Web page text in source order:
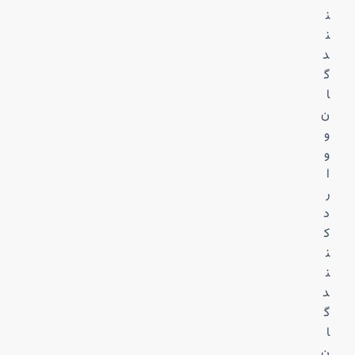
ن
ن
د
گ
ا
ن
و
و
ا
ر
د
ک
ن
ن
د
گ
ا